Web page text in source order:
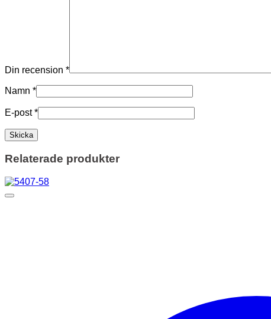
Din recension *
Namn *
E-post*
Relaterade produkter